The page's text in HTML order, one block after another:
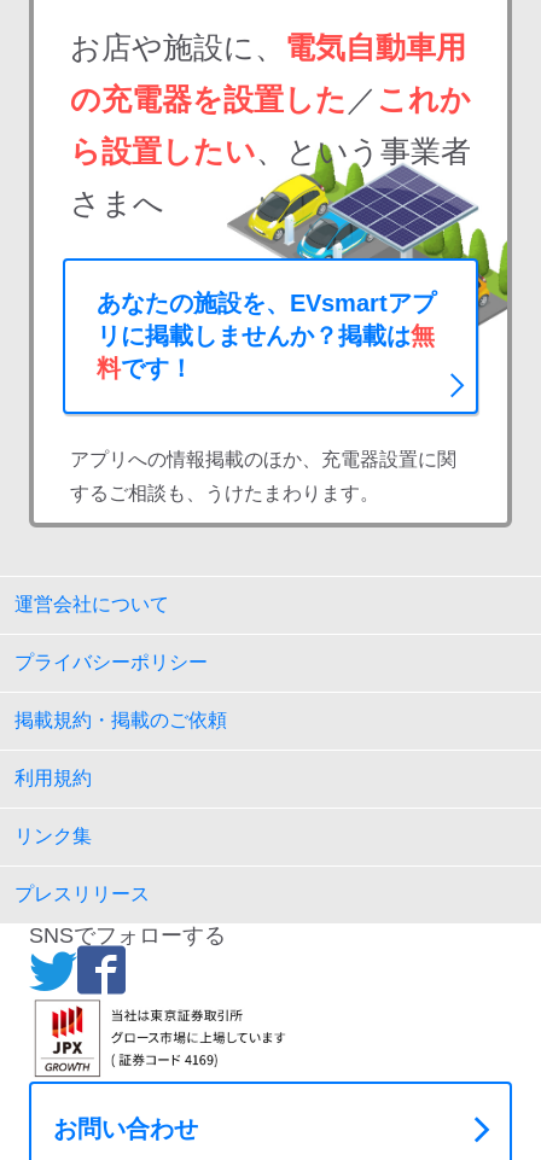
お店や施設に、 電気自動車用
の充電器を設置した ／ これか
ら設置したい、という事業者
さまへ
あなたの施設を、EVsmartアプ
リに掲載しませんか？掲載は無
料です！
アプリへの情報掲載のほか、充電器設置に関
するご相談も、うけたまわります。
運営会社について
プライバシーポリシー
掲載規約・掲載のご依頼
利用規約
リンク集
プレスリリース
SNSでフォローする
お問い合わせ